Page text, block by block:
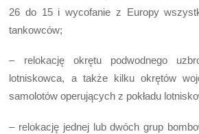
26 do 15 i wycofanie z Europy
tankowców;
– relokację okrętu podwodnego
lotniskowca, a także kilku okrętów
samolotów operujących z pokładu
– relokację jednej lub dwóch grup